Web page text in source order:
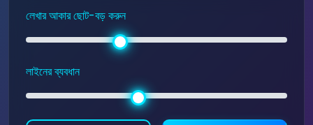
লেখার আকার ছোট-বড় করুন
লাইনের ব্যবধান